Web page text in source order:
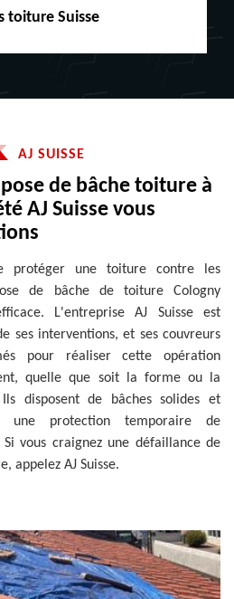
AJ SUISSE
de bâche toiture à
AJ Suisse vous
protéger une toiture contre les
de bâche de toiture Cologny
L'entreprise AJ Suisse est
ses interventions, et ses couvreurs
pour réaliser cette opération
quelle que soit la forme ou la
disposent de bâches solides et
une protection temporaire de
vous craignez une défaillance de
appelez AJ Suisse.